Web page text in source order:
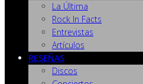
La Última
Rock In Facts
Entrevistas
Artículos
RESEÑAS
Discos